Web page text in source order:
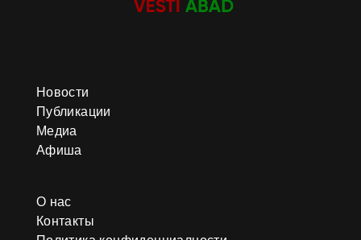
Новости
Публикации
Медиа
Афиша
О нас
Контакты